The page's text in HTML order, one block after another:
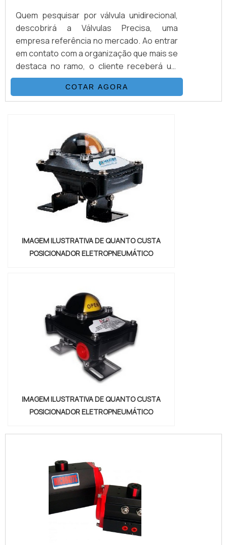
Quem pesquisar por válvula unidirecional,
descobrirá a Válvulas Precisa, uma
empresa referência no mercado. Ao entrar
em contato com a organização que mais se
destaca no ramo, o cliente receberá um
suporte completo para sanar eventuais
dúvidas sobre o produto a ser
adquirido.Quando o interesse é por válvula
encontrará excelente custo-benefício e
diversas opções d...
COTAR AGORA
IMAGEM ILUSTRATIVA DE QUANTO CUSTA
POSICIONADOR ELETROPNEUMÁTICO
IMAGEM ILUSTRATIVA DE QUANTO CUSTA
POSICIONADOR ELETROPNEUMÁTICO